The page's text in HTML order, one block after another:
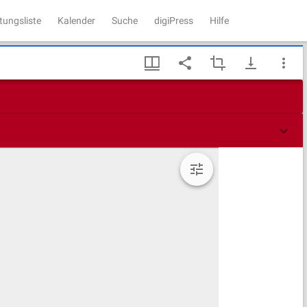
Kalender Suche digiPress Hilfe